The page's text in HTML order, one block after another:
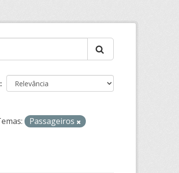
Passageiros